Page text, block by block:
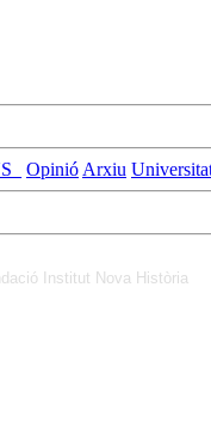
Opinió Arxiu
Institut Nova Història